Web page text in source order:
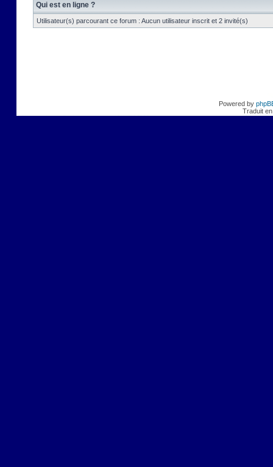
Qui est en ligne ?
Utilisateur(s) parcourant ce forum : Aucun utilisateur inscrit et 2 invité(s)
Powered by
Traduit